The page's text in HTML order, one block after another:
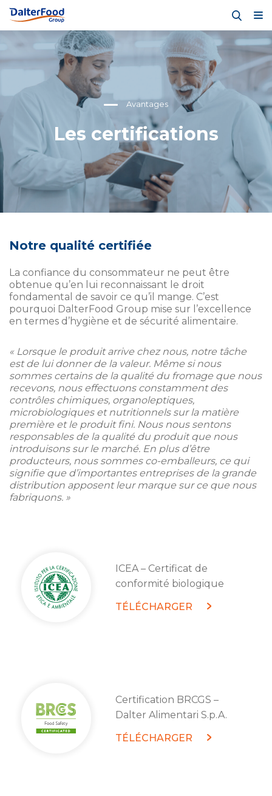
Les certifications
Avantages
Notre qualité certifiée
La confiance du consommateur ne peut être
obtenue qu’en lui reconnaissant le droit
fondamental de savoir ce qu’il mange. C’est
pourquoi DalterFood Group mise sur l’excellence
en termes d’hygiène et de sécurité alimentaire.
« Lorsque le produit arrive chez nous, notre tâche
est de lui donner de la valeur. Même si nous
sommes certains de la qualité du fromage que nous
recevons, nous effectuons constamment des
contrôles chimiques, organoleptiques,
microbiologiques et nutritionnels sur la matière
première et le produit fini. Nous nous sentons
responsables de la qualité du produit que nous
introduisons sur le marché. En plus d’être
producteurs, nous sommes co-emballeurs, ce qui
signifie que d’importantes entreprises de la grande
distribution apposent leur marque sur ce que nous
fabriquons. »
ICEA – Certificat de
conformité biologique
TÉLÉCHARGER
Certification BRCGS –
Dalter Alimentari S.p.A.
TÉLÉCHARGER